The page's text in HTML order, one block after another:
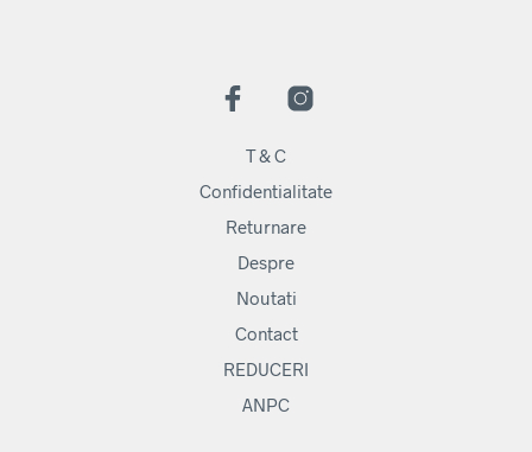
T & C
Confidentialitate
Returnare
Despre
Noutati
Contact
REDUCERI
ANPC